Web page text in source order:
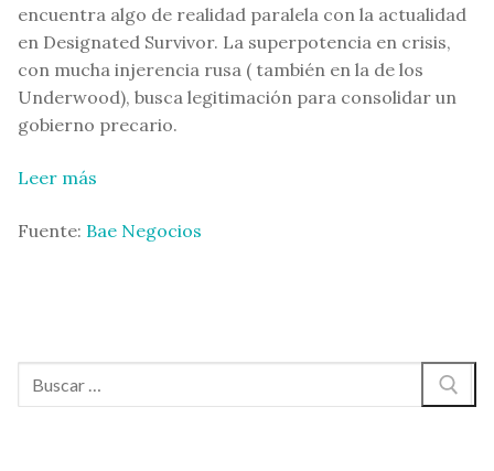
encuentra algo de realidad paralela con la actualidad
en Designated Survivor. La superpotencia en crisis,
con mucha injerencia rusa ( también en la de los
Underwood), busca legitimación para consolidar un
gobierno precario.
Leer más
Fuente: Bae Negocios
Buscar: